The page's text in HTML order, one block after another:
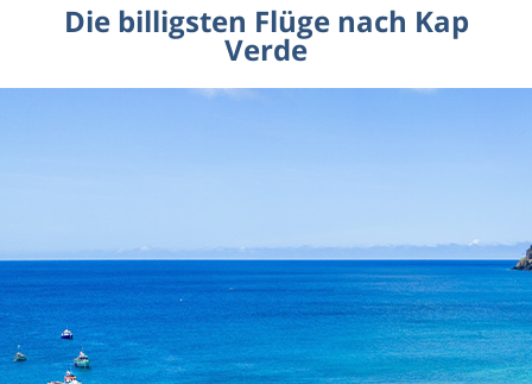
Die billigsten Flüge nach Kap
Verde